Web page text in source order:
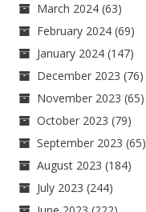
March 2024 (63)
February 2024 (69)
January 2024 (147)
December 2023 (76)
November 2023 (65)
October 2023 (79)
September 2023 (65)
August 2023 (184)
July 2023 (244)